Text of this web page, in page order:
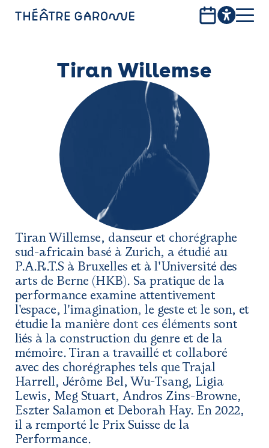
INFOS PRATIQUES
AVEC LES PUBLICS
ACCESSIBILITÉ
LES PRODUCTIONS
LE THÉÂTRE
Bistro
Billetterie
Newsletter
Espace presse
Tiran Willemse
Tiran Willemse, danseur et chorégraphe
sud-africain basé à Zurich, a étudié au
P.A.R.T.S à Bruxelles et à l'Université des
arts de Berne (HKB). Sa pratique de la
performance examine attentivement
l'espace, l'imagination, le geste et le son, et
étudie la manière dont ces éléments sont
liés à la construction du genre et de la
mémoire. Tiran a travaillé et collaboré
avec des chorégraphes tels que Trajal
Harrell, Jérôme Bel, Wu-Tsang, Ligia
Lewis, Meg Stuart, Andros Zins-Browne,
Eszter Salamon et Deborah Hay. En 2022,
il a remporté le Prix Suisse de la
Performance.